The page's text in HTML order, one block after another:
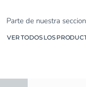
Parte de nuestra
VER TODOS LOS